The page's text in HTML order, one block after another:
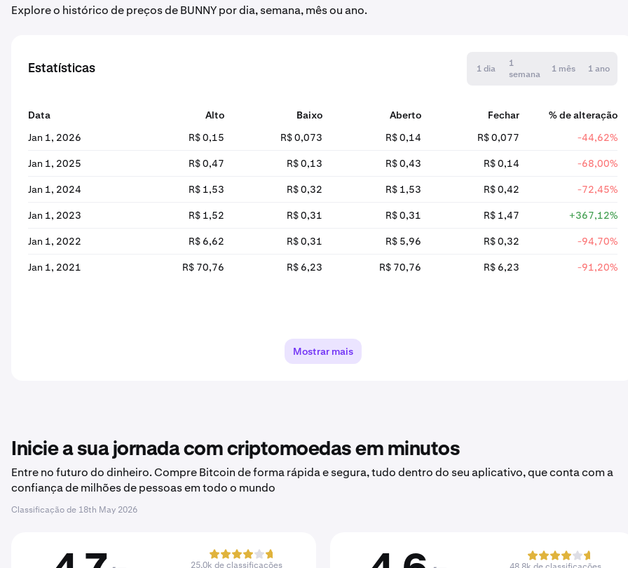
Explore o histórico de preços de BUNNY por dia, semana, mês ou ano.
Estatísticas 1 dia
1
semana
1 mês 1 ano
Data Alto Baixo Aberto Fechar
% de alteração
Jan 1, 2026
R$ 0,15 R$ 0,073 R$ 0,14 R$ 0,077 -44,62%
Jan 1, 2025 R$ 0,47 R$ 0,13 R$ 0,43 R$ 0,14 -68,00%
Jan 1, 2024 R$ 1,53 R$ 0,32 R$ 1,53 R$ 0,42 -72,45%
Jan 1, 2023 R$ 1,52 R$ 0,31 R$ 0,31 R$ 1,47 +367,12%
Jan 1, 2022 R$ 6,62 R$ 0,31 R$ 5,96 R$ 0,32 -94,70%
Jan 1, 2021 R$ 70,76 R$ 6,23 R$ 70,76 R$ 6,23 -91,20%
Mostrar mais
Inicie a sua jornada com criptomoedas em minutos
Entre no futuro do dinheiro. Compre Bitcoin de forma rápida e segura, tudo dentro do seu aplicativo, que conta com a
confiança de milhões de pessoas em todo o mundo
Classificação de 18th May 2026
25,0k de classificações